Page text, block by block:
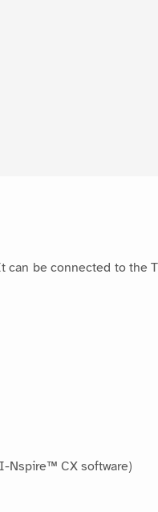
be connected to the
Nspire™ CX software)